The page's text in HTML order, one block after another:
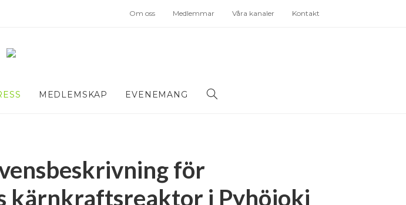
Om oss Medlemmar Våra kanaler Kontakt
MEDLEMSKAP EVENEMANG
för
kärnkraftsreaktor i Pyhöjoki